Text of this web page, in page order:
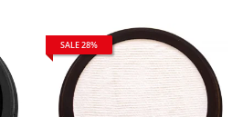
SALE 28%